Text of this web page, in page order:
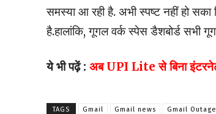
समस्या आ रही है. अभी स्पष्ट नहीं हो
है.हालांकि, गूगल वर्क स्पेस डैशबोर्ड सभी
ये भी पढ़ें : अब UPI Lite से बिना
TAGS Gmail Gmail news Gmail Outage